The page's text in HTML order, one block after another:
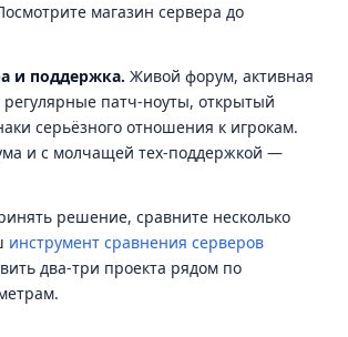
магазин сервера до
и поддержка. Живой форум, активная
патч-ноуты, открытый
серьёзного отношения к игрокам.
и с молчащей тех-поддержкой —
решение, сравните несколько
инструмент сравнения серверов
два-три проекта рядом по